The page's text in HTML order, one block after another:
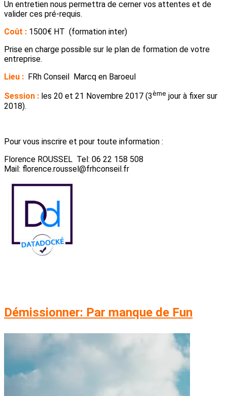
Un entretien nous permettra de cerner vos attentes et de
valider ces pré-requis.
Coût : 1500€ HT (formation inter)
Prise en charge possible sur le plan de formation de votre
entreprise.
Lieu : FRh Conseil Marcq en Baroeul
Session : les 20 et 21 Novembre 2017 (3ème jour à fixer sur
2018).
Pour vous inscrire et pour toute information :
Florence ROUSSEL Tel: 06 22 158 508
Mail: florence.roussel@frhconseil.fr
Démissionner: Par manque de Fun